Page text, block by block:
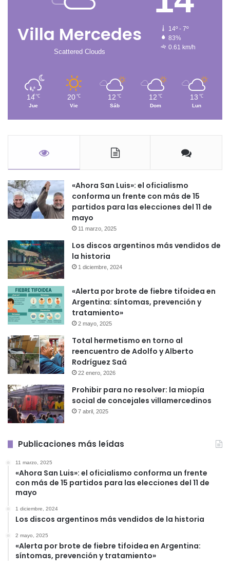
Villa Mercedes
Scattered Clouds
14º - 7º
83%
0.61 km/h
14 ℃
Jue
20 ℃
Vie
12 ℃
Sáb
12 ℃
Dom
13 ℃
Lun
«Ahora San Luis»: el oficialismo
conforma un frente con más de 15
partidos para las elecciones del 11 de
mayo
11 marzo, 2025
Los discos argentinos más vendidos de
la historia
1 diciembre, 2024
«Alerta por brote de fiebre tifoidea en
Argentina: síntomas, prevención y
tratamiento»
2 mayo, 2025
Total hermetismo en torno al
reencuentro de Adolfo y Alberto
Rodríguez Saá
22 enero, 2026
Prohibir para no resolver: la miopía
social de concejales villamercedinos
7 abril, 2025
Publicaciones más leídas
11 marzo, 2025
«Ahora San Luis»: el oficialismo conforma un frente
con más de 15 partidos para las elecciones del 11 de
mayo
1 diciembre, 2024
Los discos argentinos más vendidos de la historia
2 mayo, 2025
«Alerta por brote de fiebre tifoidea en Argentina:
síntomas, prevención y tratamiento»